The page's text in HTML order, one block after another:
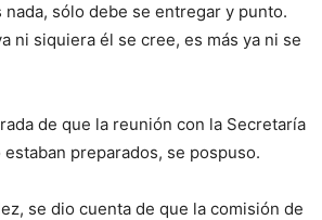
sólo debe se entregar y punto.
ni siquiera él se cree, es más ya ni se
de que la reunión con la Secretaría
preparados, se pospuso.
se dio cuenta de que la comisión de